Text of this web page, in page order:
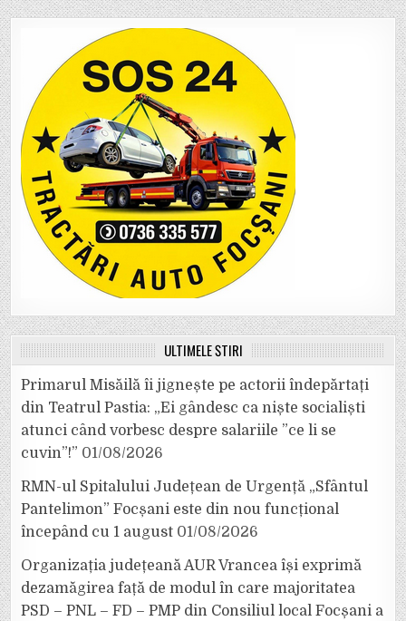
ULTIMELE ȘTIRI
Primarul Misăilă îi jignește pe actorii îndepărtați
din Teatrul Pastia: „Ei gândesc ca niște socialiști
atunci când vorbesc despre salariile ”ce li se
cuvin”!” 01/08/2026
RMN-ul Spitalului Județean de Urgență „Sfântul
Pantelimon” Focșani este din nou funcțional
începând cu 1 august 01/08/2026
Organizația județeană AUR Vrancea își exprimă
dezamăgirea față de modul în care majoritatea
PSD – PNL – FD – PMP din Consiliul local Focșani a